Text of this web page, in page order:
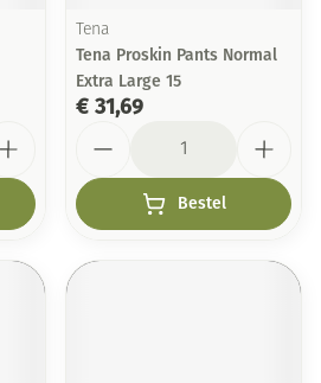
Tena
Tena Proskin Pants Normal
Extra Large 15
€ 31,69
Bestel